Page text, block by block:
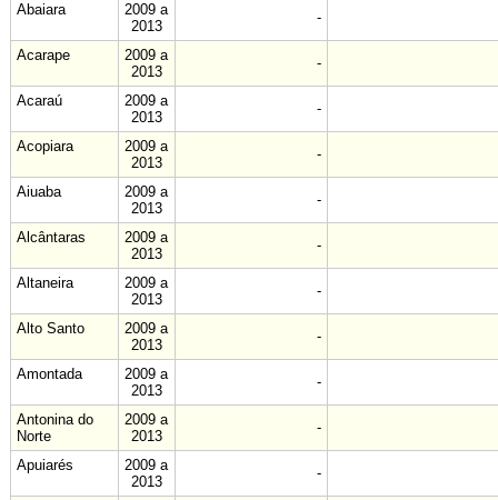
Abaiara
2009 a
2013
-
Acarape
2009 a
2013
-
Acaraú
2009 a
2013
-
Acopiara
2009 a
2013
-
Aiuaba
2009 a
2013
-
Alcântaras
2009 a
2013
-
Altaneira
2009 a
2013
-
Alto Santo
2009 a
2013
-
Amontada
2009 a
2013
-
Antonina do
Norte
2009 a
2013
-
Apuiarés
2009 a
2013
-